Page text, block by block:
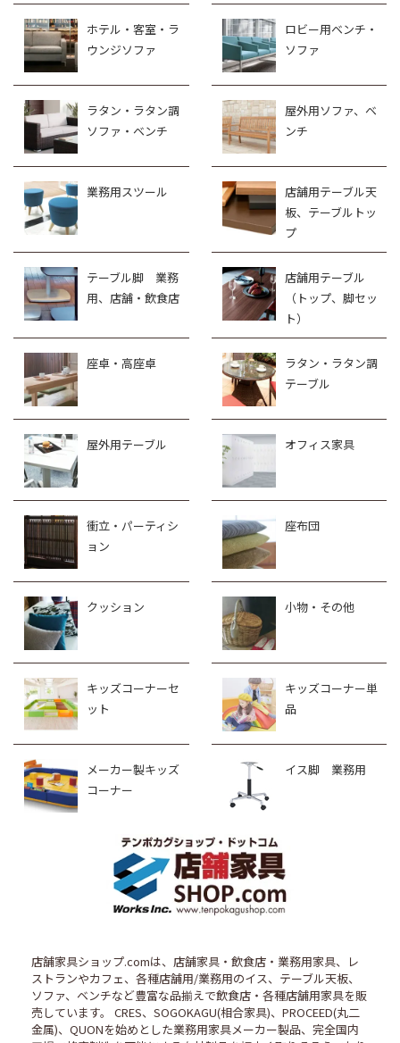
ホテル・客室・ラ
ウンジソファ
ロビー用ベンチ・
ソファ
ラタン・ラタン調
ソファ・ベンチ
屋外用ソファ、ベ
ンチ
業務用スツール
店舗用テーブル天
板、テーブルトッ
プ
テーブル脚 業務
用、店舗・飲食店
店舗用テーブル
（トップ、脚セッ
ト）
座卓・高座卓
ラタン・ラタン調
テーブル
屋外用テーブル オフィス家具
衝立・パーティシ
ョン
座布団
クッション 小物・その他
キッズコーナーセ
ット
キッズコーナー単
品
メーカー製キッズ
コーナー
イス脚 業務用
店舗家具ショップ.comは、店舗家具・飲食店・業務用家具、レ
ストランやカフェ、各種店舗用/業務用のイス、テーブル天板、
ソファ、ベンチなど豊富な品揃えで飲食店・各種店舗用家具を販
売しています。 CRES、SOGOKAGU(相合家具)、PROCEED(丸二
金属)、QUONを始めとした業務用家具メーカー製品、完全国内